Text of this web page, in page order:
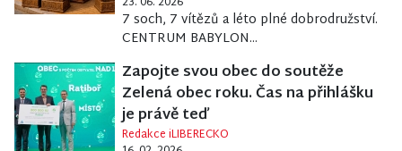
7 soch, 7 vítězů a léto plné dobrodružství.
CENTRUM BABYLON...
Zapojte svou obec do soutěže
Zelená obec roku. Čas na přihlášku
je právě teď
Redakce iLIBERECKO